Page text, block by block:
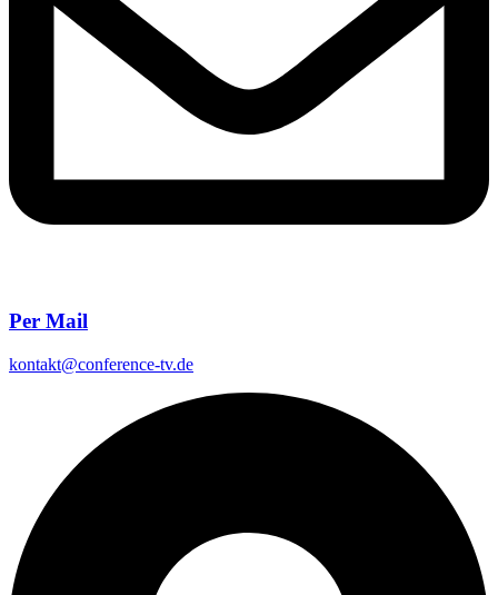
Per Mail
kontakt@conference-tv.de